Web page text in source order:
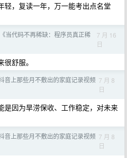
轻，复读一年，万一能考出点名堂
《当代码不再稀缺：程序员真正稀
7 月 16
日
舒服。
音上那些月不敷出的家庭记录视频 7 月 8
日
是因为旱涝保收、工作稳定，对未来
音上那些月不敷出的家庭记录视频 7 月 8
日